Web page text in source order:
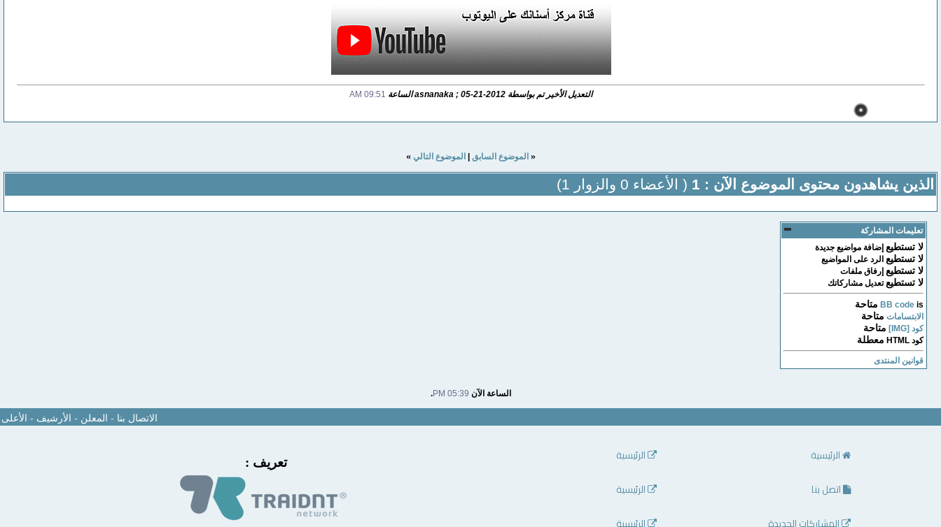
التعديل الأخير تم بواسطة asnanaka ; 05-21-2012 الساعة 09:51 AM
« الموضوع السابق الموضوع التالي »
الذين يشاهدون محتوى الموضوع الآن : 1 ( الأعضاء 0 والزوار 1)
تعليمات المشاركة
لا تستطيع إضافة مواضيع جديدة
لا تستطيع الرد على المواضيع
لا تستطيع إرفاق ملفات
لا تستطيعتعديل مشاركاتك
BB code is متاحة
الابتسامات متاحة
كود [IMG] متاحة
كود HTML معطلة
قوانين المنتدى
الساعة الآن 05:39 PM
.
الاتصال بنا - المعلن - الأرشيف - الأعلى
الرئيسية
اتصل بنا
الرئيسية
الرئيسية
تعريف :